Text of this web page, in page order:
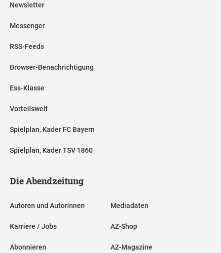
Newsletter
Messenger
RSS-Feeds
Browser-Benachrichtigung
Ess-Klasse
Vorteilswelt
Spielplan, Kader FC Bayern
Spielplan, Kader TSV 1860
Die Abendzeitung
Autoren und Autorinnen
Karriere / Jobs
Abonnieren
Mediadaten
AZ-Shop
AZ-Magazine